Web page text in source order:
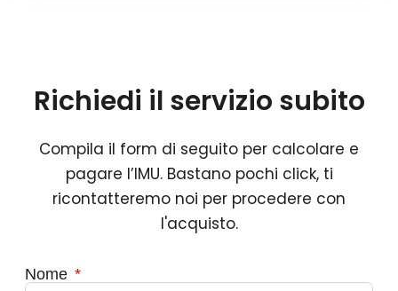
Richiedi il servizio subito
Compila il form di seguito per calcolare e
pagare l’IMU. Bastano pochi click, ti
ricontatteremo noi per procedere con
l'acquisto.
Nome